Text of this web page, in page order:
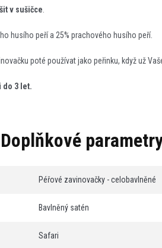
v sušičce
husího peří a 25% prachového husího peří.
poté používat jako peřinku, když už
do 3 let.
Doplňkové
Péřové zavinovačky - celobavlněné
Bavlněný satén
Safari